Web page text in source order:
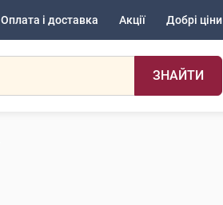
Оплата і доставка Акції Добрі ціни
ЗНАЙТИ